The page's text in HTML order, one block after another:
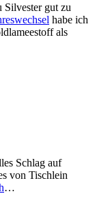
Silvester gut zu
habe ich
als
Schlag auf
von Tischlein
…